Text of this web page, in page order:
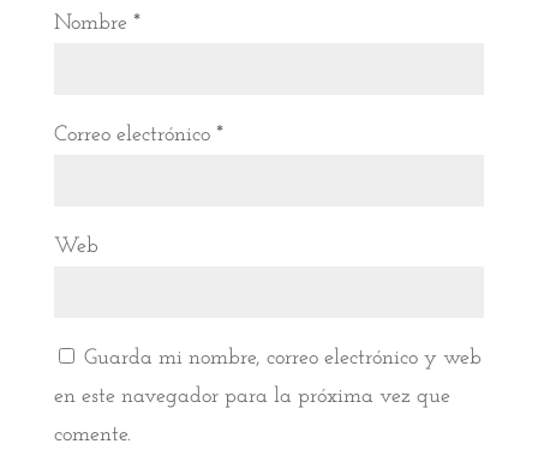
Nombre *
Correo electrónico *
Web
Guarda mi nombre, correo electrónico y web
en este navegador para la próxima vez que
comente.